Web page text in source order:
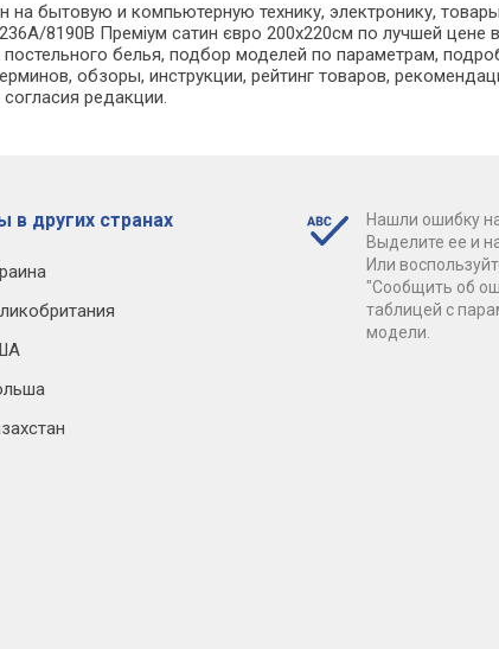
на бытовую и компьютерную технику, электронику,
8190В Преміум сатин євро 200х220см по лучшей
белья, подбор моделей по параметрам,
обзоры, инструкции, рейтинг товаров,
редакции.
в других странах
Нашли ошибку
Выделите ее и
Или
"Сообщить об
таблицей с
модели.